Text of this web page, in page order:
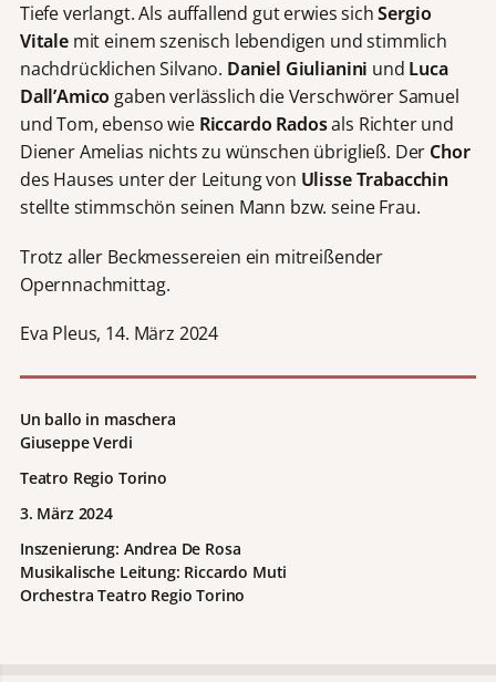
Tiefe verlangt. Als auffallend gut erwies sichSergio
Vitalemit einem szenisch lebendigen und stimmlich
nachdrücklichen Silvano. Daniel Giulianini und Luca
Dall’Amico gaben verlässlich die Verschwörer Samuel
und Tom, ebenso wie Riccardo Radosals Richter und
Diener Amelias nichts zu wünschen übrigließ. Der Chor
des Hauses unter der Leitung von Ulisse Trabacchin
stellte stimmschön seinen Mann bzw. seine Frau.
Trotz aller Beckmessereien ein mitreißender
Opernnachmittag.
Eva Pleus, 14. März 2024
Un ballo in maschera
Giuseppe Verdi
Teatro Regio Torino
3. März 2024
Inszenierung: Andrea De Rosa
Musikalische Leitung: Riccardo Muti
Orchestra Teatro Regio Torino